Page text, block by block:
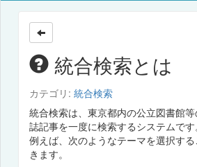
統合検索とは
カテゴリ: 統合検索
統合検索は、東京都内の公立図書館
誌記事を一度に検索するシステムです
例えば、次のようなテーマを選択す
きます。